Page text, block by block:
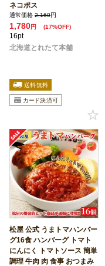
ネコポス
通常価格 2,160円
1,780円 (17%OFF)
16pt
北海道とれたて本舗
松屋 公式 うまトマハンバー
グ16食 ハンバーグ トマト
にんにく トマトソース 簡単
調理 牛肉 肉 食事 おつまみ